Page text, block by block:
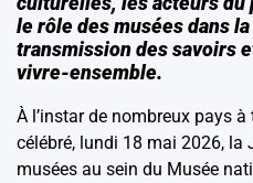
le rôle des musées dans
transmission des savoirs
vivre-ensemble.
À l’instar de nombreux pays
célébré, lundi 18 mai 2026, la
musées au sein du Musée